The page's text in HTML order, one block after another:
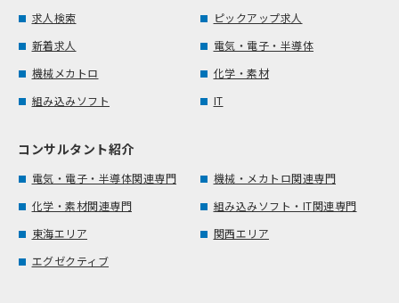
求人検索
ピックアップ求人
新着求人
電気・電子・半導体
機械メカトロ
化学・素材
組み込みソフト
IT
コンサルタント紹介
電気・電子・半導体関連専門
機械・メカトロ関連専門
化学・素材関連専門
組み込みソフト・IT関連専門
東海エリア
関西エリア
エグゼクティブ